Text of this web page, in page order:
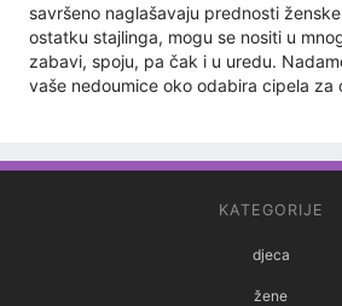
savršeno naglašavaju prednosti
ostatku stajlinga, mogu se nositi u
zabavi, spoju, pa čak i u uredu.
vaše nedoumice oko odabira cipela za
KATEGORIJE
djeca
žene